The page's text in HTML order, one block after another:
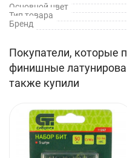
Основной цвет
Тип товара
Бренд
Покупатели, которые
финишные
также купили